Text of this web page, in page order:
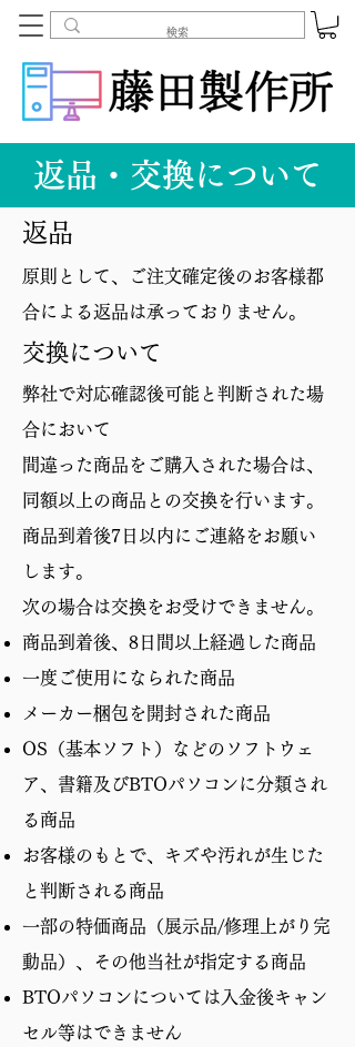
​返品・交換について
返品
原則として、ご注文確定後のお客様都
合による返品は承っておりません。
交換について
弊社で対応確認後可能と判断された場
合において
間違った商品をご購入された場合は、
同額以上の商品との交換を行います。
商品到着後7日以内にご連絡をお願い
します。
次の場合は交換をお受けできません。
商品到着後、8日間以上経過した商品
一度ご使用になられた商品
メーカー梱包を開封された商品
OS（基本ソフト）などのソフトウェ
ア、書籍及びBTOパソコンに分類され
る商品
お客様のもとで、キズや汚れが生じた
と判断される商品
一部の特価商品（展示品/修理上がり完
動品）、その他当社が指定する商品​
BTOパソコンについては入金後キャン
セル等はできません